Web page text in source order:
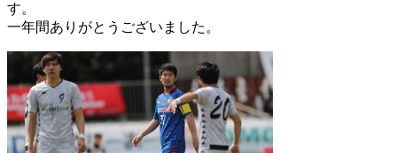
す。
一年間ありがとうございました。